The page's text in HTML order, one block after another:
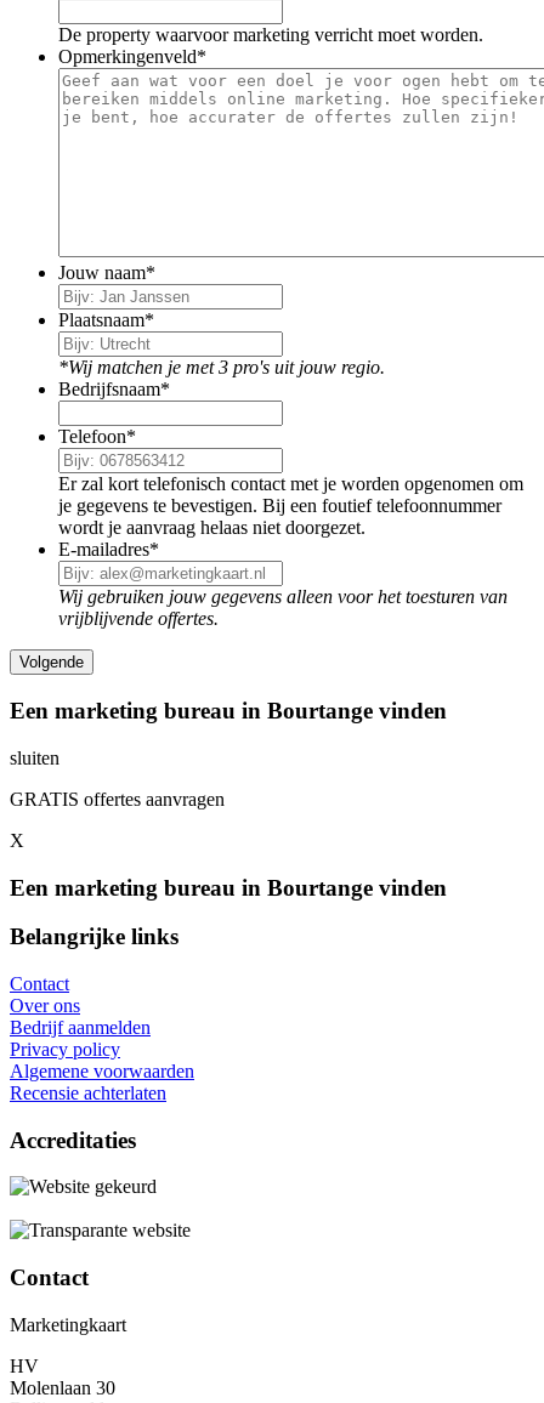
De property waarvoor marketing verricht moet worden.
Opmerkingenveld*
Jouw naam*
Plaatsnaam*
*Wij matchen je met 3 pro's uit jouw regio.
Bedrijfsnaam*
Telefoon*
Er zal kort telefonisch contact met je worden opgenomen om
je gegevens te bevestigen. Bij een foutief telefoonnummer
wordt je aanvraag helaas niet doorgezet.
E-mailadres*
Wij gebruiken jouw gegevens alleen voor het toesturen van
vrijblijvende offertes.
Een marketing bureau in Bourtange vinden
sluiten
GRATIS offertes aanvragen
X
Een marketing bureau in Bourtange vinden
Belangrijke links
Contact
Over ons
Bedrijf aanmelden
Privacy policy
Algemene voorwaarden
Recensie achterlaten
Accreditaties
Contact
Marketingkaart
HV
Molenlaan 30